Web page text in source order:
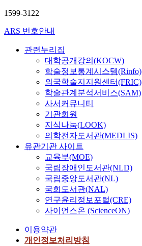
1599-3122
ARS 번호안내
관련누리집
대학공개강의(KOCW)
학술정보통계시스템(Rinfo)
외국학술지지원센터(FRIC)
학술관계분석서비스(SAM)
사서커뮤니티
기관회원
지식나눔(LOOK)
의학전자도서관(MEDLIS)
유관기관 사이트
교육부(MOE)
국립장애인도서관(NLD)
국립중앙도서관(NL)
국회도서관(NAL)
연구윤리정보포털(CRE)
사이언스온 (ScienceON)
이용약관
개인정보처리방침